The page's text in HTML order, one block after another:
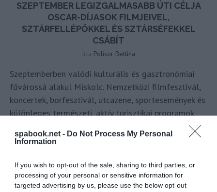
spabook.net - Do Not Process My Personal
Information
If you wish to opt-out of the sale, sharing to third parties, or
processing of your personal or sensitive information for
targeted advertising by us, please use the below opt-out
SZEPTEMBER LEGIZGALMASABB ÚTI CÉLJA
OSCAR-DÍJASOK FILMJEIVEL,
SZTÁRFELLÉPŐKKEL ÉS SZTÁRSÉFEKKEL
CSÁBÍT
írta Polisor Bettina
Szeptemberben valódi kulturális és gasztronómiai
fővárossá alakul Miskolc. Nemzetközi filmfesztivál,
koncertek, borfesztivál, utcazene, sportesemények és
különleges természeti, aktív turisztikai programok
várják az érdeklődőket, így a Bükk városa az ősz első
hónapjában minden generáció számára tartogat
OLVASS TOVÁBB